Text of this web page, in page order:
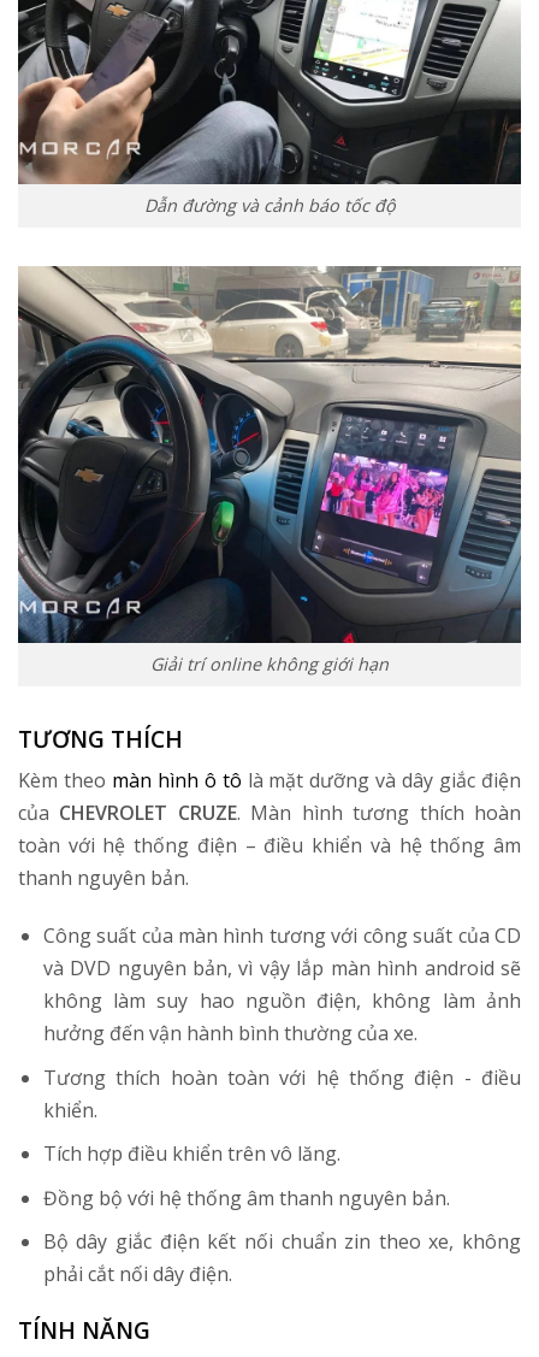
Dẫn đường và cảnh báo tốc độ
Giải trí online không giới hạn
TƯƠNG THÍCH
Kèm theo màn hình ô tô là mặt dưỡng và dây giắc điện
của CHEVROLET CRUZE. Màn hình tương thích hoàn
toàn với hệ thống điện – điều khiển và hệ thống âm
thanh nguyên bản.
Công suất của màn hình tương với công suất của CD
và DVD nguyên bản, vì vậy lắp màn hình android sẽ
không làm suy hao nguồn điện, không làm ảnh
hưởng đến vận hành bình thường của xe.
Tương thích hoàn toàn với hệ thống điện - điều
khiển.
Tích hợp điều khiển trên vô lăng.
Đồng bộ với hệ thống âm thanh nguyên bản.
Bộ dây giắc điện kết nối chuẩn zin theo xe, không
phải cắt nối dây điện.
TÍNH NĂNG